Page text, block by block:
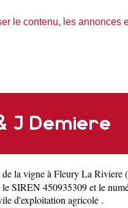
le contenu, les annonces
J Demiere
de la vigne à Fleury La Riviere(
SIREN 450935309 et le
d'exploitation agricole .